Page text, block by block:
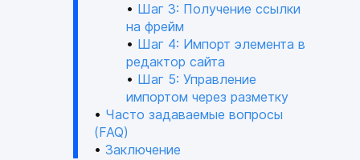
Шаг 3: Получение ссылки
на фрейм
Шаг 4: Импорт элемента в
редактор сайта
Шаг 5: Управление
импортом через разметку
Часто задаваемые вопросы
(FAQ)
Заключение